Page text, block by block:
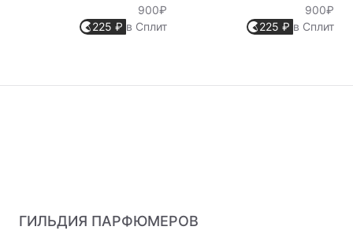
900₽
225 ₽ в Сплит
900₽
225 ₽ в Сплит
ГИЛЬДИЯ ПАРФЮМЕРОВ